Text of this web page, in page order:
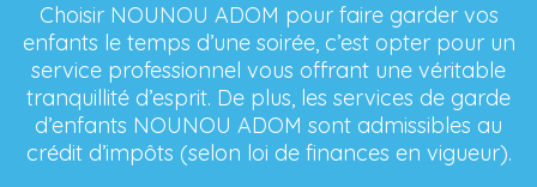
Choisir NOUNOU ADOM pour faire garder vos
enfants le temps d’une soirée, c’est opter pour un
service professionnel vous offrant une véritable
tranquillité d’esprit. De plus, les services de garde
d’enfants NOUNOU ADOM sont admissibles au
crédit d’impôts (selon loi de finances en vigueur).